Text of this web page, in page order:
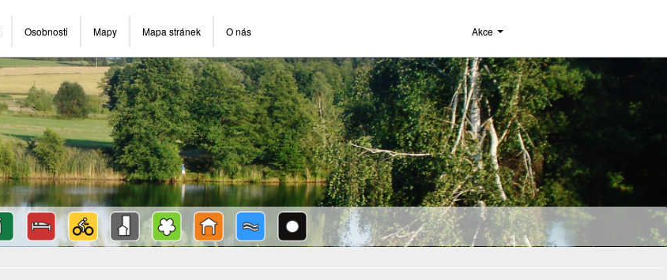
Osobnosti Mapy Mapa stránek O nás Akce